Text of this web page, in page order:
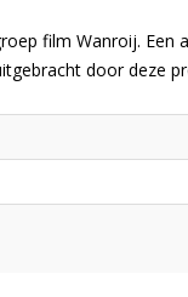
film Wanroij. Een
door deze